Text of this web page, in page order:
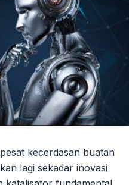
kecerdasan buatan
lagi sekadar inovasi